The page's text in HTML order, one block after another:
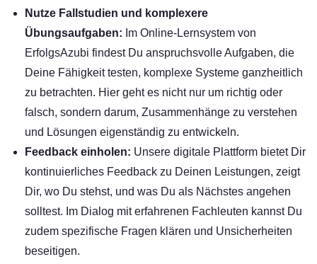
Nutze Fallstudien und komplexere
Übungsaufgaben: Im Online-Lernsystem von
ErfolgsAzubi findest Du anspruchsvolle Aufgaben, die
Deine Fähigkeit testen, komplexe Systeme ganzheitlich
zu betrachten. Hier geht es nicht nur um richtig oder
falsch, sondern darum, Zusammenhänge zu verstehen
und Lösungen eigenständig zu entwickeln.
Feedback einholen: Unsere digitale Plattform bietet Dir
kontinuierliches Feedback zu Deinen Leistungen, zeigt
Dir, wo Du stehst, und was Du als Nächstes angehen
solltest. Im Dialog mit erfahrenen Fachleuten kannst Du
zudem spezifische Fragen klären und Unsicherheiten
beseitigen.